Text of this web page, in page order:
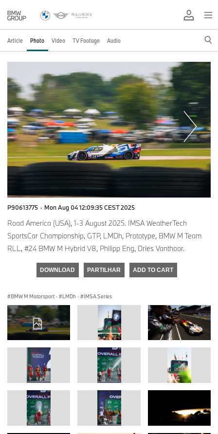
Article Photo Video TV Footage Audio
P90613775 · Mon Aug 04 12:09:35 CEST 2025
Road America (USA), 1-3 August 2025. IMSA WeatherTech
SportsCar Championship, GTP, LMDh, Prototype, BMW M Team
RLL, #24 BMW M Hybrid V8, Philipp Eng, Dries Vanthoor.
DOWNLOAD PARTILHAR ADD TO CART
BMW M Motorsport · LMDh · IMSA Series